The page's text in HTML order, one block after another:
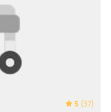
5 (37)